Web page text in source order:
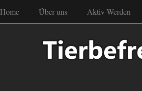
Home Über uns Aktiv Werden